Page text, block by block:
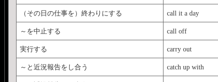
（その日の仕事を）終わりにする call it a day
～を中止する call off
実行する carry out
～と近況報告をし合う catch up with